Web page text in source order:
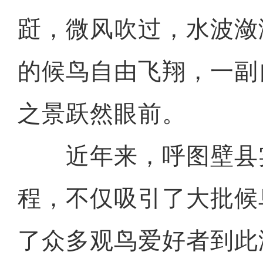
跹，微风吹过，水波
的候鸟自由飞翔，一
之景跃然眼前。
近年来，呼图壁县
程，不仅吸引了大批
了众多观鸟爱好者到